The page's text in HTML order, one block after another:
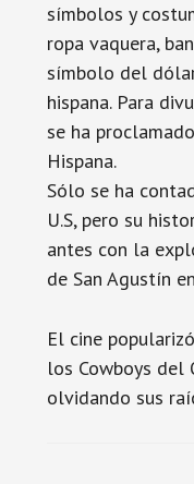
símbolos y
ropa vaquera,
símbolo del
hispana. Para
se ha
Hispana.
Sólo se ha
U.S, pero su
antes con la
de San Agustín
El cine
los Cowboys del
olvidando sus